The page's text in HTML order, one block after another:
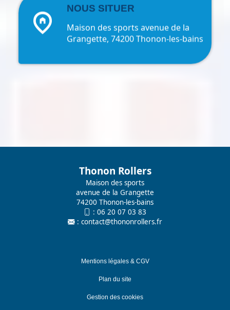
home_pin NOUS SITUER
Maison des sports avenue de la
Grangette, 74200 Thonon-les-bains
Thonon Rollers
Maison des sports
avenue de la Grangette
74200 Thonon-les-bains
: 06 20 07 03 83
: contact@thononrollers.fr
Mentions légales & CGV
Plan du site
Gestion des cookies